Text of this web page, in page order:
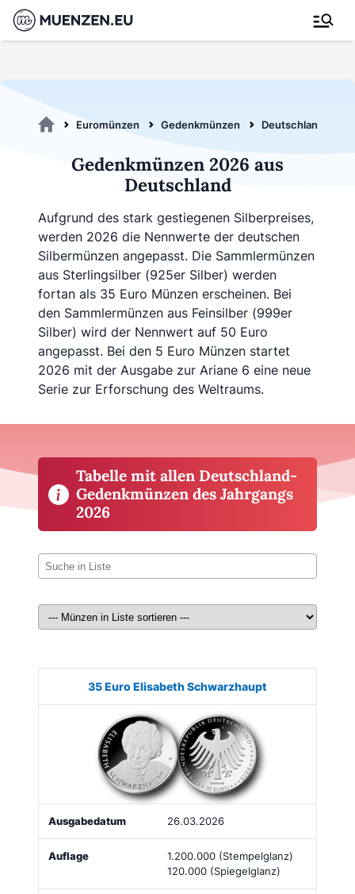
Euromünzen Gedenkmünzen Deutschland
Gedenkmünzen 2026 aus
Deutschland
Aufgrund des stark gestiegenen Silberpreises,
werden 2026 die Nennwerte der deutschen
Silbermünzen angepasst. Die Sammlermünzen
aus Sterlingsilber (925er Silber) werden
fortan als 35 Euro Münzen erscheinen. Bei
den Sammlermünzen aus Feinsilber (999er
Silber) wird der Nennwert auf 50 Euro
angepasst. Bei den 5 Euro Münzen startet
2026 mit der Ausgabe zur Ariane 6 eine neue
Serie zur Erforschung des Weltraums.
Tabelle mit allen Deutschland-
Gedenkmünzen des Jahrgangs
2026
Bild Ausgabe Auflage
35 Euro Elisabeth Schwarzhaupt
26.03.2026
1.200.000 (Stempelglanz)
120.000 (Spiegelglanz)